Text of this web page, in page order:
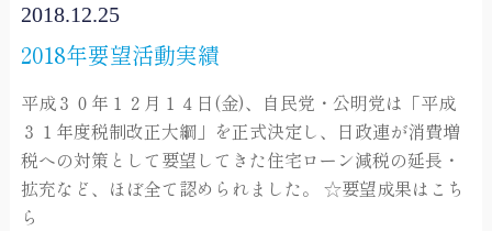
2018.12.25
2018年要望活動実績
平成３０年１２月１４日(金)、自民党・公明党は「平成
３１年度税制改正大綱」を正式決定し、日政連が消費増
税への対策として要望してきた住宅ローン減税の延長・
拡充など、ほぼ全て認められました。 ☆要望成果はこち
ら